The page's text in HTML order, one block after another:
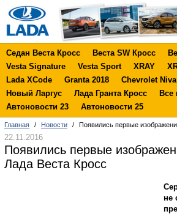
Седан Веста Кросс Веста SW Кросс
Vesta Signature
Vesta Sport XRAY
Lada XCode
Granta 2018 Chevrolet
Новый Ларгус
Лада Гранта Кросс
Все
Автоновости 23
Автоновости 25
Главная / Новости / Появились первые
22.11.2016
Появились первые
Лада Веста Кросс
не